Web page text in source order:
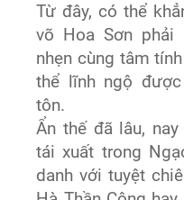
Từ đây, có thể
võ Hoa Sơn phải
nhẹn cùng tâm
thể lĩnh ngộ
tôn.
Ẩn thế đã lâu,
tái xuất trong
danh với tuyệt